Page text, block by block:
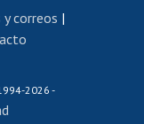
de títulos
Estudiantil
correos |
2026 -